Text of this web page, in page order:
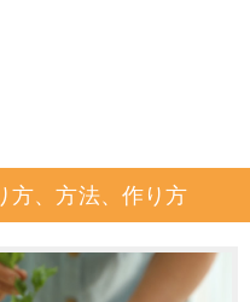
方、方法、作り方